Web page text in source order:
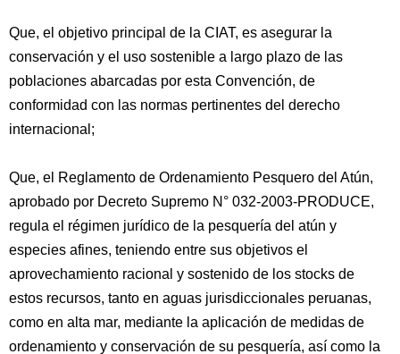
Que, el objetivo principal de la CIAT, es asegurar la
conservación y el uso sostenible a largo plazo de las
poblaciones abarcadas por esta Convención, de
conformidad con las normas pertinentes del derecho
internacional;
Que, el Reglamento de Ordenamiento Pesquero del Atún,
aprobado por Decreto Supremo N° 032-2003-PRODUCE,
regula el régimen jurídico de la pesquería del atún y
especies afines, teniendo entre sus objetivos el
aprovechamiento racional y sostenido de los stocks de
estos recursos, tanto en aguas jurisdiccionales peruanas,
como en alta mar, mediante la aplicación de medidas de
ordenamiento y conservación de su pesquería, así como la